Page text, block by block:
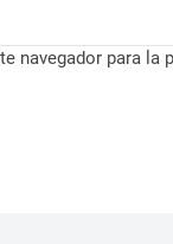
navegador para la